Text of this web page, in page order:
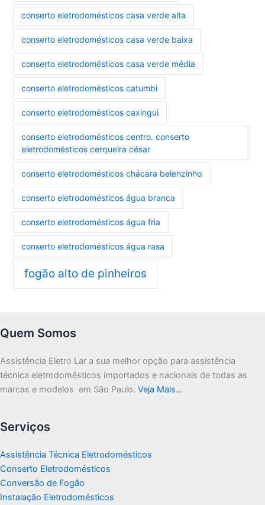
conserto eletrodomésticos casa verde alta
conserto eletrodomésticos casa verde baixa
conserto eletrodomésticos casa verde média
conserto eletrodomésticos catumbi
conserto eletrodomésticos caxingui
conserto eletrodomésticos centro. conserto
eletrodomésticos cerqueira césar
conserto eletrodomésticos chácara belenzinho
conserto eletrodomésticos água branca
conserto eletrodomésticos água fria
conserto eletrodomésticos água rasa
fogão alto de pinheiros
Quem Somos
Assistência Eletro Lar a sua melhor opção para assistência
técnica eletrodomésticos importados e nacionais de todas as
marcas e modelos em São Paulo. Veja Mais…
Serviços
Assistência Técnica Eletrodomésticos
Conserto Eletrodomésticos
Conversão de Fogão
Instalação Eletrodomésticos